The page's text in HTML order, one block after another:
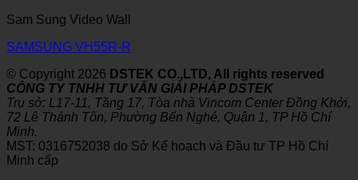
Sam Sung Video Wall
SAMSUNG VH55R-R
© Copyright 2026 DSTEK CO.,LTD, All rights reserved
CÔNG TY TNHH TƯ VẤN GIẢI PHÁP DSTEK
Trụ sở: L17-11, Tầng 17, Tòa nhà Vincom Center Đồng Khởi,
72 Lê Thánh Tôn, Phường Bến Nghé, Quận 1, TP Hồ Chí
Minh.
MST: 0316752038 do Sở Kế hoạch và Đầu tư TP Hồ Chí
Minh cấp